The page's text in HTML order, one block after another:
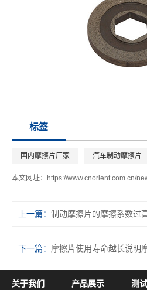
标签
国内摩擦片厂家 汽车制动摩擦片
本文网址： https://www.cnorient.com.cn/
上一篇：
下一篇：
关于我们 产品展示 测